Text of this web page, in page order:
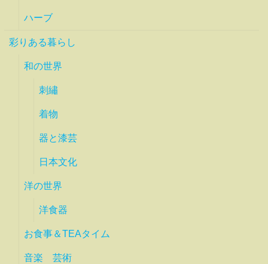
ハーブ
彩りある暮らし
和の世界
刺繡
着物
器と漆芸
日本文化
洋の世界
洋食器
お食事＆TEAタイム
音楽 芸術